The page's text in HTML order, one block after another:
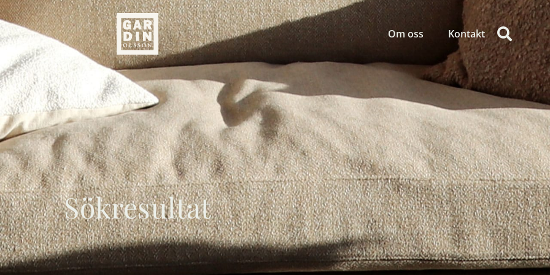
Om oss Kontakt
Sökresultat